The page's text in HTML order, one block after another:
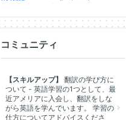
コミュニティ
【スキルアップ】
翻訳の学び方に
ついて - 英語学習の1つとして、最
近アメリアに入会し、翻訳をしな
がら英語を学んでいます。 学習の
仕方についてアドバイスくださ